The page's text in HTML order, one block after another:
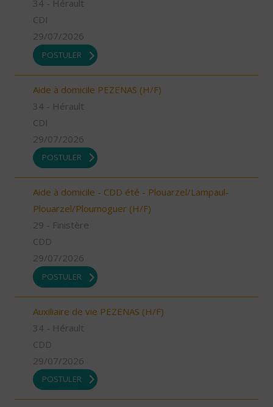
34 - Hérault
CDI
29/07/2026
POSTULER
Aide à domicile PEZENAS (H/F)
34 - Hérault
CDI
29/07/2026
POSTULER
Aide à domicile - CDD été - Plouarzel/Lampaul-
Plouarzel/Ploumoguer (H/F)
29 - Finistère
CDD
29/07/2026
POSTULER
Auxiliaire de vie PEZENAS (H/F)
34 - Hérault
CDD
29/07/2026
POSTULER